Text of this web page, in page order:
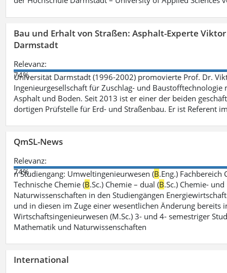
Bau und Erhalt von Straßen: Asphalt-Experte
Darmstadt
Relevanz:
74%
Universität Darmstadt (1996-2002) promovierte Prof. Dr.
Ingenieurgesellschaft für Zuschlag- und
Asphalt und Boden. Seit 2013 ist er einer der beiden
dortigen Prüfstelle für Erd- und Straßenbau. Er ist Referent
QmSL-News
Relevanz:
74%
n Studiengang: Umweltingenieurwesen (B.Eng.)
Technische Chemie (B.Sc.) Chemie – dual (B.Sc.) Chemie-
Naturwissenschaften in den Studiengängen
und in diesen im Zuge einer wesentlichen Änderung bereits
Wirtschaftsingenieurwesen (M.Sc.) 3- und 4- semestriger
Mathematik und Naturwissenschaften
International